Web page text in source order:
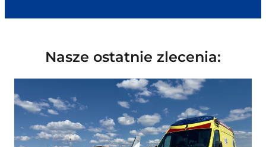
Nasze ostatnie zlecenia: